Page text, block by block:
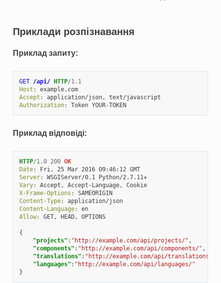
Приклади розпізнавання
Приклад запиту:
GET /api/ HTTP/1.1
Host :
example.com
Accept :
application/json, text/javascript
Authorization: Token YOUR-TOKEN
Приклад відповіді:
HTTP/1.0 200 OK
Date:
Fri, 25 Mar 2016 09:46:12 GMT
Server:
WSGIServer/0.1 Python/2.7.11+
Vary:
Accept, Accept-Language, Cookie
X-Frame-Options :
SAMEORIGIN
Content-Type:
application/json
Content-Language:
en
Allow: GET, HEAD, OPTIONS
{
"projects" : "http://example.com/api/projects/" ,
"components" : "http://example.com/api/components/" ,
"translations" : "http://example.com/api/translations/"
"languages" : "http://example.com/api/languages/"
}